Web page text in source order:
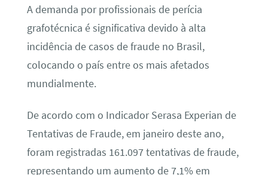
A demanda por profissionais de perícia
grafotécnica é significativa devido à alta
incidência de casos de fraude no Brasil,
colocando o país entre os mais afetados
mundialmente.
De acordo com o Indicador Serasa Experian de
Tentativas de Fraude, em janeiro deste ano,
foram registradas 161.097 tentativas de fraude,
representando um aumento de 7,1% em